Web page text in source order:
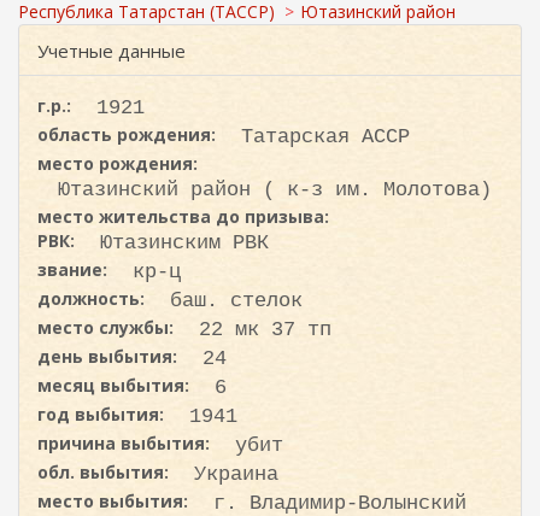
и
к
Республика Татарстан (ТАССР)
Ютазинский район
Учетные данные
г.р.:
1921
область рождения:
Татарская АССР
место рождения:
Ютазинский район ( к-з им. Молотова)
место жительства до призыва:
РВК:
Ютазинским РВК
звание:
кр-ц
должность:
баш. стелок
место службы:
22 мк 37 тп
день выбытия:
24
месяц выбытия:
6
год выбытия:
1941
причина выбытия:
убит
обл. выбытия:
Украина
место выбытия:
г. Владимир-Волынский